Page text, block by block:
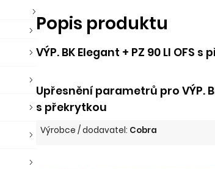
Popis produktu
VÝP. BK Elegant + PZ 90 LI OFS
Upřesnění parametrů pro VÝP.
s překrytkou
Výrobce / dodavatel: Cobra